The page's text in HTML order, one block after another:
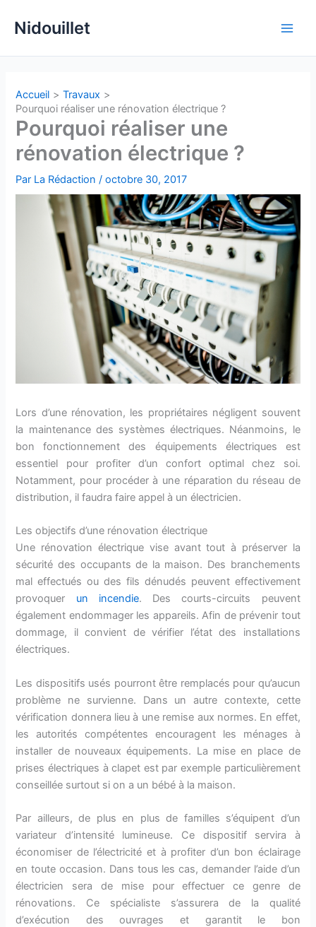
Nidouillet
Accueil
Travaux
Pourquoi réaliser une rénovation électrique ?
Pourquoi réaliser une
rénovation électrique ?
Par La Rédaction/octobre 30, 2017
Lors d’une rénovation, les propriétaires négligent souvent
la maintenance des systèmes électriques. Néanmoins, le
bon fonctionnement des équipements électriques est
essentiel pour profiter d’un confort optimal chez soi.
Notamment, pour procéder à une réparation du réseau de
distribution, il faudra faire appel à un électricien.
Les objectifs d’une rénovation électrique
Une rénovation électrique vise avant tout à préserver la
sécurité des occupants de la maison. Des branchements
mal effectués ou des fils dénudés peuvent effectivement
provoquer un incendie. Des courts-circuits peuvent
également endommager les appareils. Afin de prévenir tout
dommage, il convient de vérifier l’état des installations
électriques.
Les dispositifs usés pourront être remplacés pour qu’aucun
problème ne survienne. Dans un autre contexte, cette
vérification donnera lieu à une remise aux normes. En effet,
les autorités compétentes encouragent les ménages à
installer de nouveaux équipements. La mise en place de
prises électriques à clapet est par exemple particulièrement
conseillée surtout si on a un bébé à la maison.
Par ailleurs, de plus en plus de familles s’équipent d’un
variateur d’intensité lumineuse. Ce dispositif servira à
économiser de l’électricité et à profiter d’un bon éclairage
en toute occasion. Dans tous les cas, demander l’aide d’un
électricien sera de mise pour effectuer ce genre de
rénovations. Ce spécialiste s’assurera de la qualité
d’exécution des ouvrages et garantit le bon